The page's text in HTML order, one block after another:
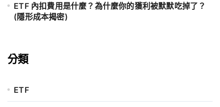
ETF 內扣費用是什麼？為什麼你的獲利被默默吃掉了？
(隱形成本揭密)
分類
ETF